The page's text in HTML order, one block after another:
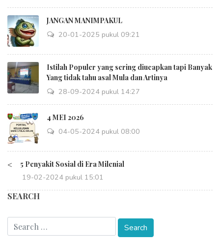
JANGAN MANIMPAKUL
20-01-2025 pukul 09:21
Istilah Populer yang sering diucapkan tapi Banyak
Yang tidak tahu asal Mula dan Artinya
28-09-2024 pukul 14:27
4 MEI 2026
04-05-2024 pukul 08:00
< 5 Penyakit Sosial di Era Milenial
19-02-2024 pukul 15:01
SEARCH